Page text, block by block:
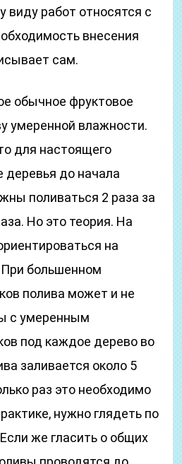
виду работ относятся с
внесения
сам.
обычное фруктовое
умеренной влажности.
для настоящего
деревья до начала
поливаться 2 раза за
Но это теория. На
на
большенном
полива может и не
с умеренным
под каждое дерево во
заливается около 5
раз это необходимо
нужно глядеть по
же гласить о общих